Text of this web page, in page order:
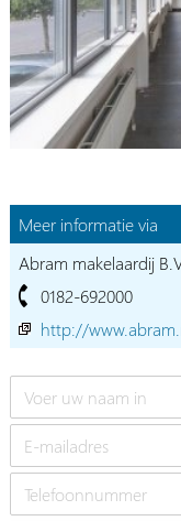
Meer informatie via
Abram makelaardij
0182-692000
http://